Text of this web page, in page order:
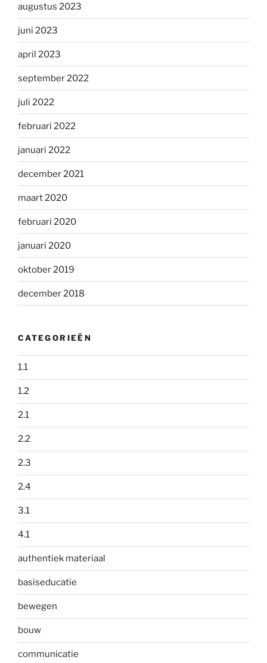
augustus 2023
juni 2023
april 2023
september 2022
juli 2022
februari 2022
januari 2022
december 2021
maart 2020
februari 2020
januari 2020
oktober 2019
december 2018
CATEGORIEËN
1.1
1.2
2.1
2.2
2.3
2.4
3.1
4.1
authentiek materiaal
basiseducatie
bewegen
bouw
communicatie